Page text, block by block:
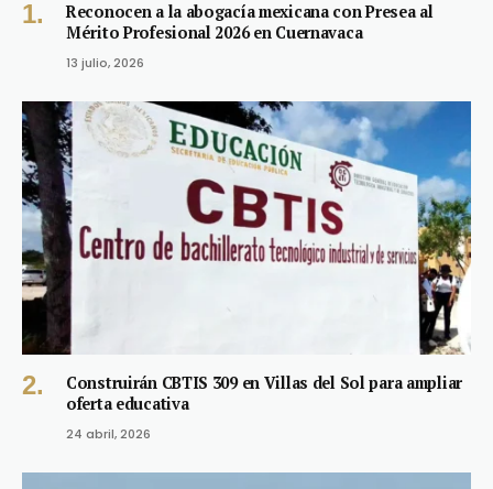
Reconocen a la abogacía mexicana con Presea al
Mérito Profesional 2026 en Cuernavaca
13 julio, 2026
Construirán CBTIS 309 en Villas del Sol para ampliar
oferta educativa
24 abril, 2026